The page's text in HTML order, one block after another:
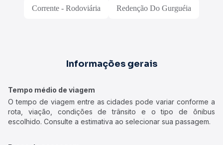
Corrente - Rodoviária Redenção Do Gurguéia
Informações gerais
Tempo médio de viagem
O tempo de viagem entre as cidades pode variar conforme a
rota, viação, condições de trânsito e o tipo de ônibus
escolhido. Consulte a estimativa ao selecionar sua passagem.